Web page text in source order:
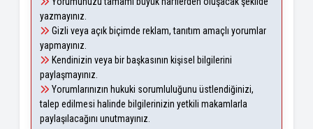
yazmayınız.
Gizli veya açık biçimde reklam, tanıtım amaçlı yorumlar
yapmayınız.
Kendinizin veya bir başkasının kişisel bilgilerini
paylaşmayınız.
Yorumlarınızın hukuki sorumluluğunu üstlendiğinizi,
talep edilmesi halinde bilgilerinizin yetkili makamlarla
paylaşılacağını unutmayınız.